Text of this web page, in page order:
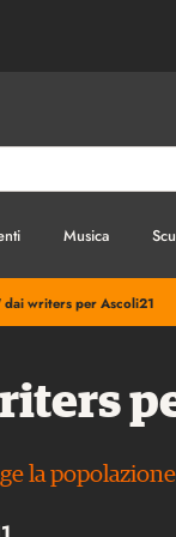
Musica
writers per Ascoli21
la